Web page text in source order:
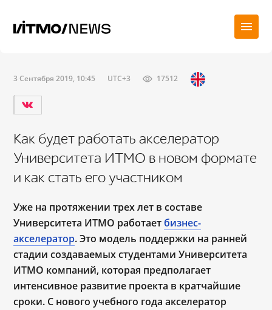
3 Сентября 2019, 10:45 UTC+3 17512
Как будет работать акселератор
Университета ИТМО в новом формате
и как стать его участником
Уже на протяжении трех лет в составе
Университета ИТМО работаетбизнес-
акселератор. Это модель поддержки на ранней
стадии создаваемых студентами Университета
ИТМО компаний, которая предполагает
интенсивное развитие проекта в кратчайшие
сроки. С нового учебного года акселератор